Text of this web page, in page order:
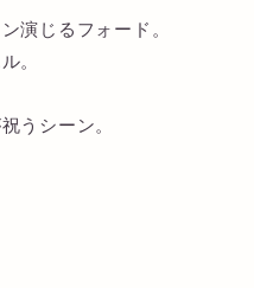
演じるフォード。
。
うシーン。